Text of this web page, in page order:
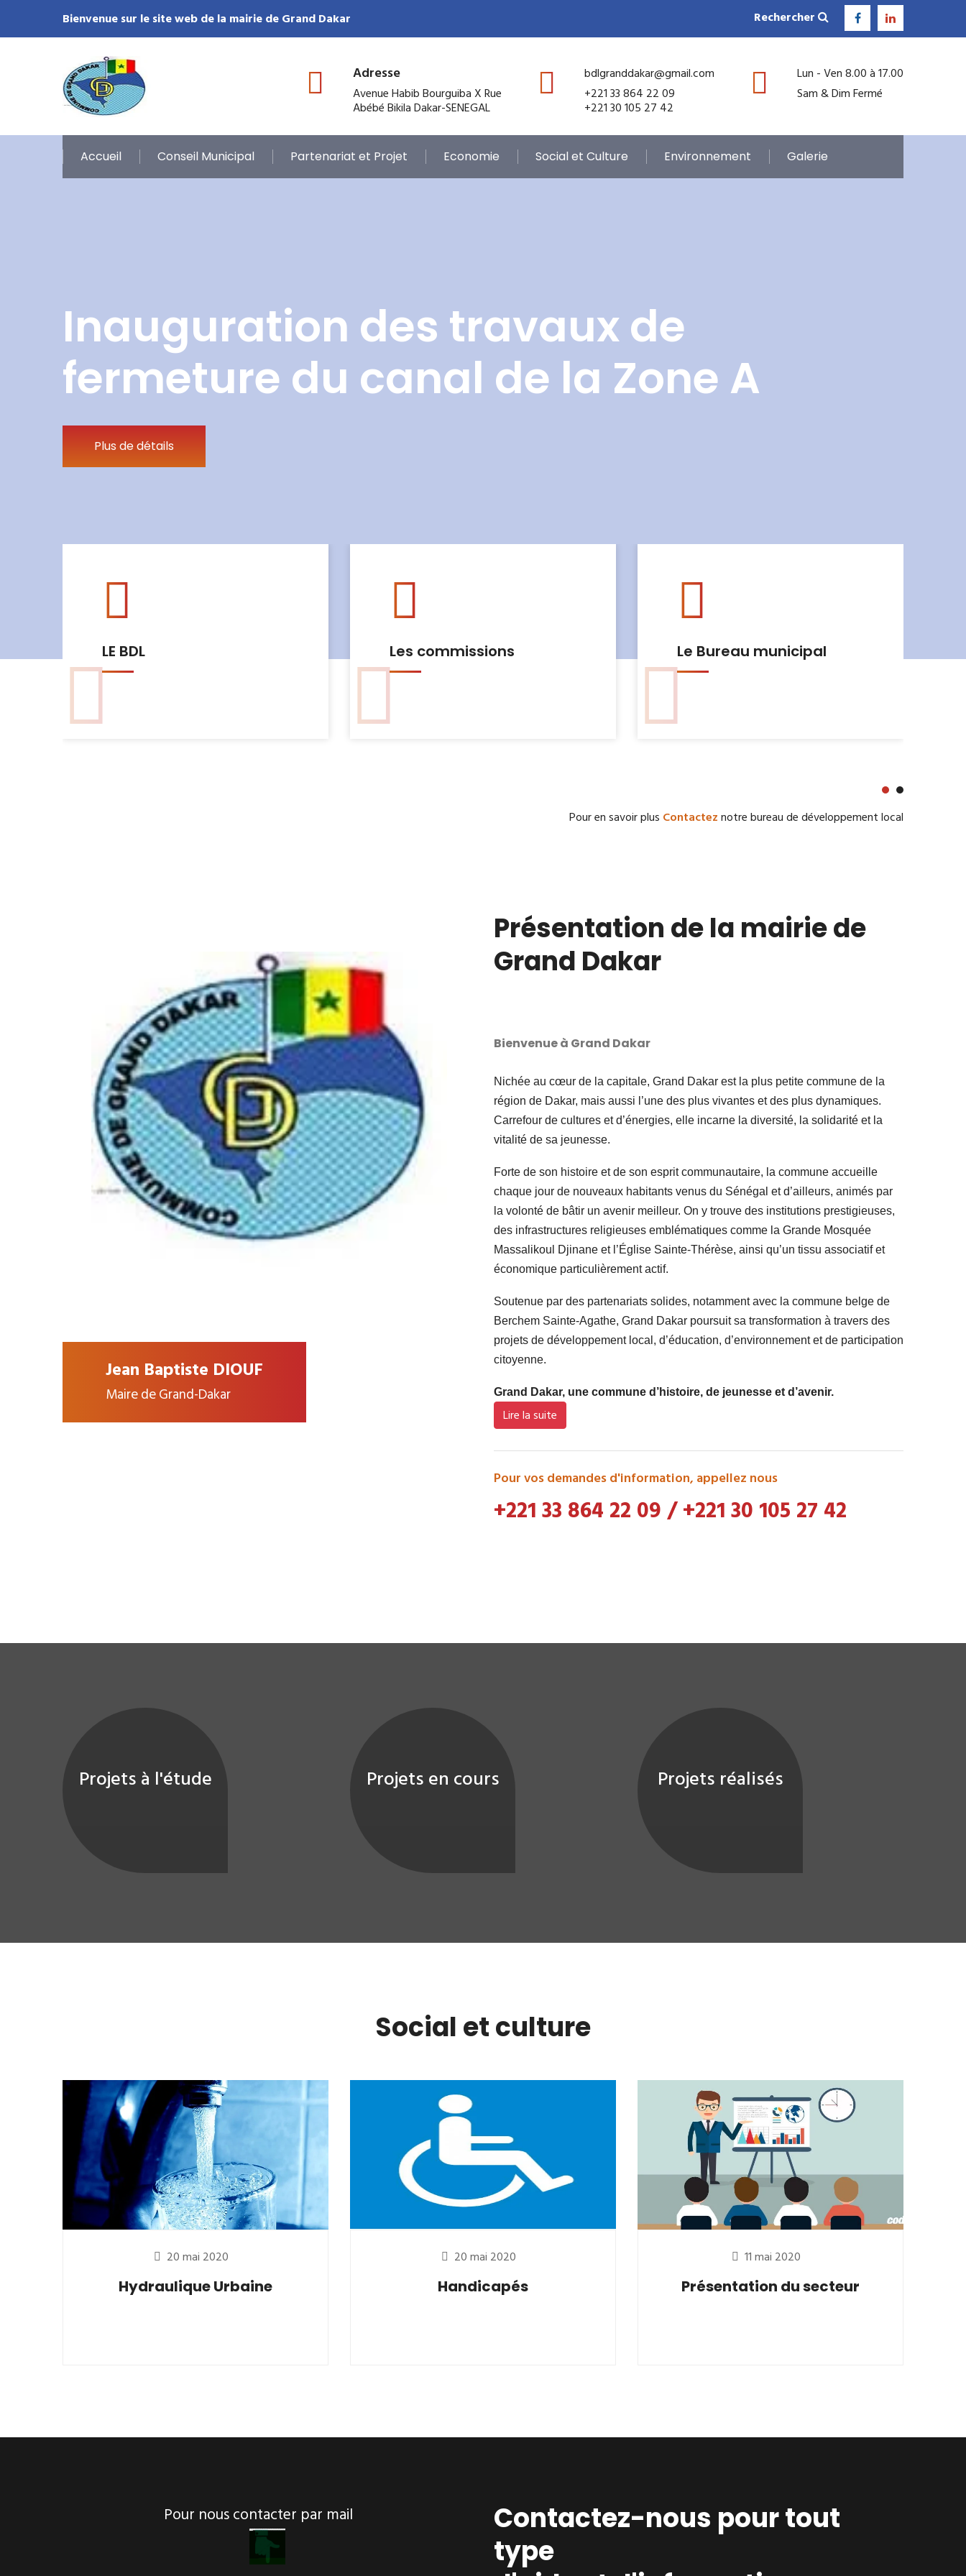
Bienvenue sur le site web de la mairie de Grand Dakar Rechercher
Adresse
Avenue Habib Bourguiba X Rue
Abébé Bikila Dakar-SENEGAL
bdlgranddakar@gmail.com
+221 33 864 22 09
+221 30 105 27 42
Lun - Ven 8.00 à 17.00
Sam & Dim Fermé
Accueil Conseil Municipal Partenariat et Projet Economie Social et Culture Environnement Galerie
Inauguration des travaux de
fermeture du canal de la Zone A
Plus de détails
Les commissions Le Bureau municipal Urbanisme et Habitat
Pour en savoir plus Contacteznotre bureau de développement local
Jean Baptiste DIOUF
Maire de Grand-Dakar
Présentation de la mairie de
Grand Dakar
Bienvenue à Grand Dakar
Nichée au cœur de la capitale, Grand Dakar est la plus petite commune de la
région de Dakar, mais aussi l’une des plus vivantes et des plus dynamiques.
Carrefour de cultures et d’énergies, elle incarne la diversité, la solidarité et la
vitalité de sa jeunesse.
Forte de son histoire et de son esprit communautaire, la commune accueille
chaque jour de nouveaux habitants venus du Sénégal et d’ailleurs, animés par
la volonté de bâtir un avenir meilleur. On y trouve des institutions prestigieuses,
des infrastructures religieuses emblématiques comme la Grande Mosquée
Massalikoul Djinane et l’Église Sainte-Thérèse, ainsi qu’un tissu associatif et
économique particulièrement actif.
Soutenue par des partenariats solides, notamment avec la commune belge de
Berchem Sainte-Agathe, Grand Dakar poursuit sa transformation à travers des
projets de développement local, d’éducation, d’environnement et de participation
citoyenne.
Grand Dakar, une commune d’histoire, de jeunesse et d’avenir.
Lire la suite
Pour vos demandes d'information, appellez nous
+221 33 864 22 09/+221 30 105 27 42
Projets à l'étude Projets en cours Projets réalisés
Social et culture
20 mai 2020
Hydraulique Urbaine
20 mai 2020
Handicapés
11 mai 2020
Présentation du secteur
Pour nous contacter par mail
Contactez-nous pour tout
type